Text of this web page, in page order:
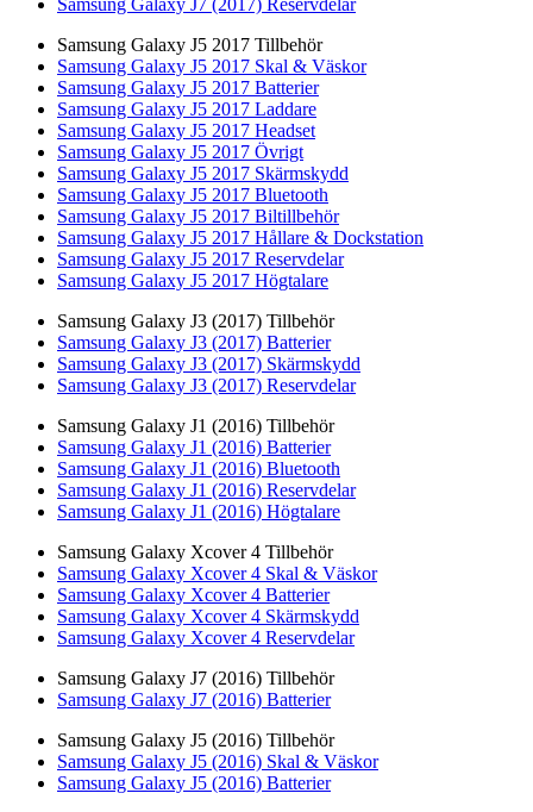
Samsung Galaxy J7 (2017) Reservdelar
Samsung Galaxy J5 2017 Tillbehör
Samsung Galaxy J5 2017 Skal & Väskor
Samsung Galaxy J5 2017 Batterier
Samsung Galaxy J5 2017 Laddare
Samsung Galaxy J5 2017 Headset
Samsung Galaxy J5 2017 Övrigt
Samsung Galaxy J5 2017 Skärmskydd
Samsung Galaxy J5 2017 Bluetooth
Samsung Galaxy J5 2017 Biltillbehör
Samsung Galaxy J5 2017 Hållare & Dockstation
Samsung Galaxy J5 2017 Reservdelar
Samsung Galaxy J5 2017 Högtalare
Samsung Galaxy J3 (2017) Tillbehör
Samsung Galaxy J3 (2017) Batterier
Samsung Galaxy J3 (2017) Skärmskydd
Samsung Galaxy J3 (2017) Reservdelar
Samsung Galaxy J1 (2016) Tillbehör
Samsung Galaxy J1 (2016) Batterier
Samsung Galaxy J1 (2016) Bluetooth
Samsung Galaxy J1 (2016) Reservdelar
Samsung Galaxy J1 (2016) Högtalare
Samsung Galaxy Xcover 4 Tillbehör
Samsung Galaxy Xcover 4 Skal & Väskor
Samsung Galaxy Xcover 4 Batterier
Samsung Galaxy Xcover 4 Skärmskydd
Samsung Galaxy Xcover 4 Reservdelar
Samsung Galaxy J7 (2016) Tillbehör
Samsung Galaxy J7 (2016) Batterier
Samsung Galaxy J5 (2016) Tillbehör
Samsung Galaxy J5 (2016) Skal & Väskor
Samsung Galaxy J5 (2016) Batterier